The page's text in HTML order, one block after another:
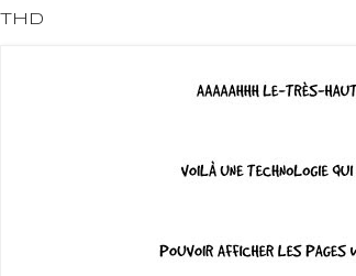
THD